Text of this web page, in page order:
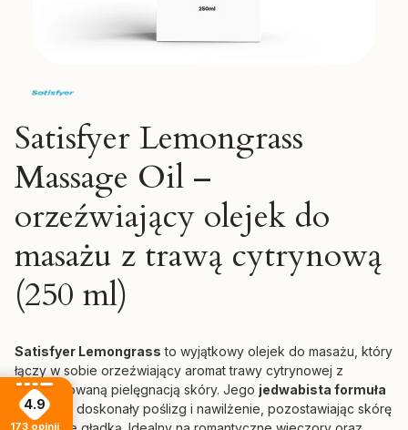
Satisfyer Lemongrass
Massage Oil –
orzeźwiający olejek do
masażu z trawą cytrynową
(250 ml)
Satisfyer Lemongrass to wyjątkowy olejek do masażu, który
łączy w sobie orzeźwiający aromat trawy cytrynowej z
zaawansowaną pielęgnacją skóry. Jego jedwabista formuła
zapewnia doskonały poślizg i nawilżenie, pozostawiając skórę
4.9
173 opinii